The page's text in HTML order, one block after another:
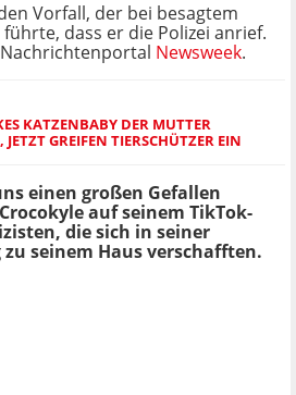
Vorfall, der bei besagtem
dass er die Polizei anrief.
Newsweek.
KATZENBABY DER MUTTER
JETZT GREIFEN TIERSCHÜTZER EIN
einen großen Gefallen
auf seinem TikTok-
die sich in seiner
seinem Haus verschafften.